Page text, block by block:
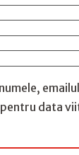
data